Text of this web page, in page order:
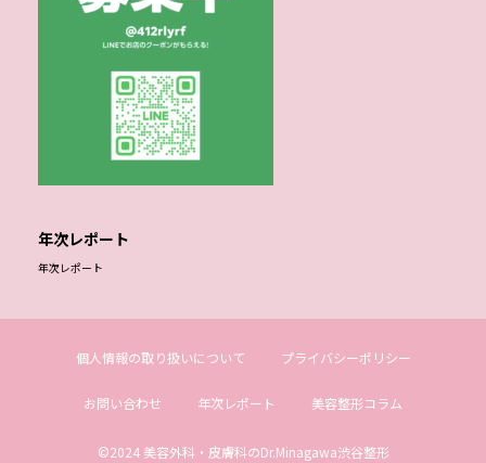
年次レポート
年次レポート
個人情報の取り扱いについて プライバシーポリシー
お問い合わせ 年次レポート 美容整形コラム
©2024 美容外科・皮膚科のDr.Minagawa渋谷整形